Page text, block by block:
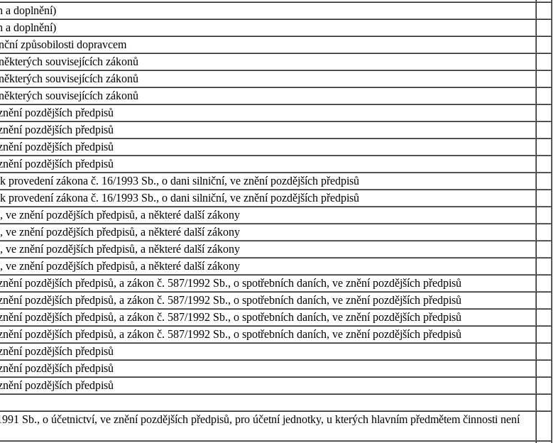
a doplnění)
a doplnění)
způsobilosti dopravcem
souvisejících zákonů
souvisejících zákonů
souvisejících zákonů
pozdějších předpisů
pozdějších předpisů
pozdějších předpisů
pozdějších předpisů
zákona č. 16/1993 Sb., o dani silniční, ve znění pozdějších předpisů
zákona č. 16/1993 Sb., o dani silniční, ve znění pozdějších předpisů
znění pozdějších předpisů, a některé další zákony
znění pozdějších předpisů, a některé další zákony
znění pozdějších předpisů, a některé další zákony
znění pozdějších předpisů, a některé další zákony
pozdějších předpisů, a zákon č. 587/1992 Sb., o spotřebních daních, ve znění pozdějších předpisů
pozdějších předpisů, a zákon č. 587/1992 Sb., o spotřebních daních, ve znění pozdějších předpisů
pozdějších předpisů, a zákon č. 587/1992 Sb., o spotřebních daních, ve znění pozdějších předpisů
pozdějších předpisů, a zákon č. 587/1992 Sb., o spotřebních daních, ve znění pozdějších předpisů
pozdějších předpisů
pozdějších předpisů
pozdějších předpisů
Sb., o účetnictví, ve znění pozdějších předpisů, pro účetní jednotky, u kterých hlavním předmětem činnosti není